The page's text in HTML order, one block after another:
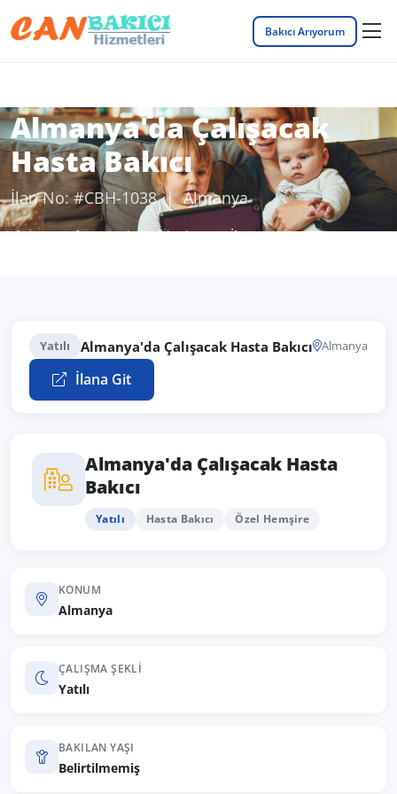
Bakıcı Arıyorum
Almanya'da Çalışacak
Hasta Bakıcı
İlan No: #CBH-1038 | Almanya
Anasayfa Bakıcı İş İlanları İlan Detayı
Yatılı Almanya'da Çalışacak Hasta Bakıcı Almanya
İlana Git
Almanya'da Çalışacak Hasta
Bakıcı
Yatılı Hasta Bakıcı Özel Hemşire
KONUM
Almanya
ÇALIŞMA ŞEKLI
Yatılı
BAKILAN YAŞI
Belirtilmemiş